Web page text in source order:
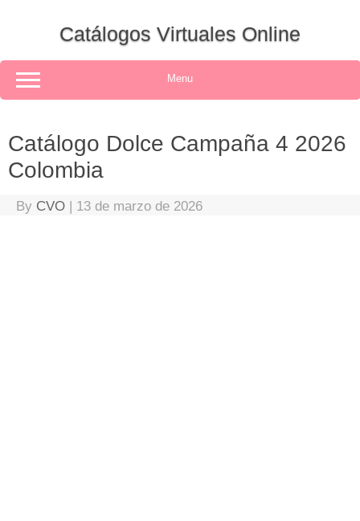
Catálogos Virtuales Online
Menu
Catálogo Dolce Campaña 4 2026
Colombia
By CVO | 13 de marzo de 2026